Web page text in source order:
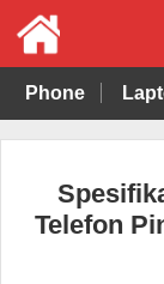
Phone
Telefon